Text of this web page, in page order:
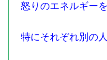
怒りのエネルギー
特にそれぞれ別の